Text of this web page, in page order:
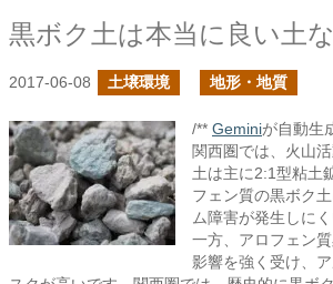
黒ボク土は本当に良い土
2017-06-08 土壌環境 地形・地質
/** Geminiが自動生
関西圏では、火山
土は主に2:1型粘土
フェン質の黒ボク
ム障害が発生しに
一方、アロフェン
影響を強く受け、